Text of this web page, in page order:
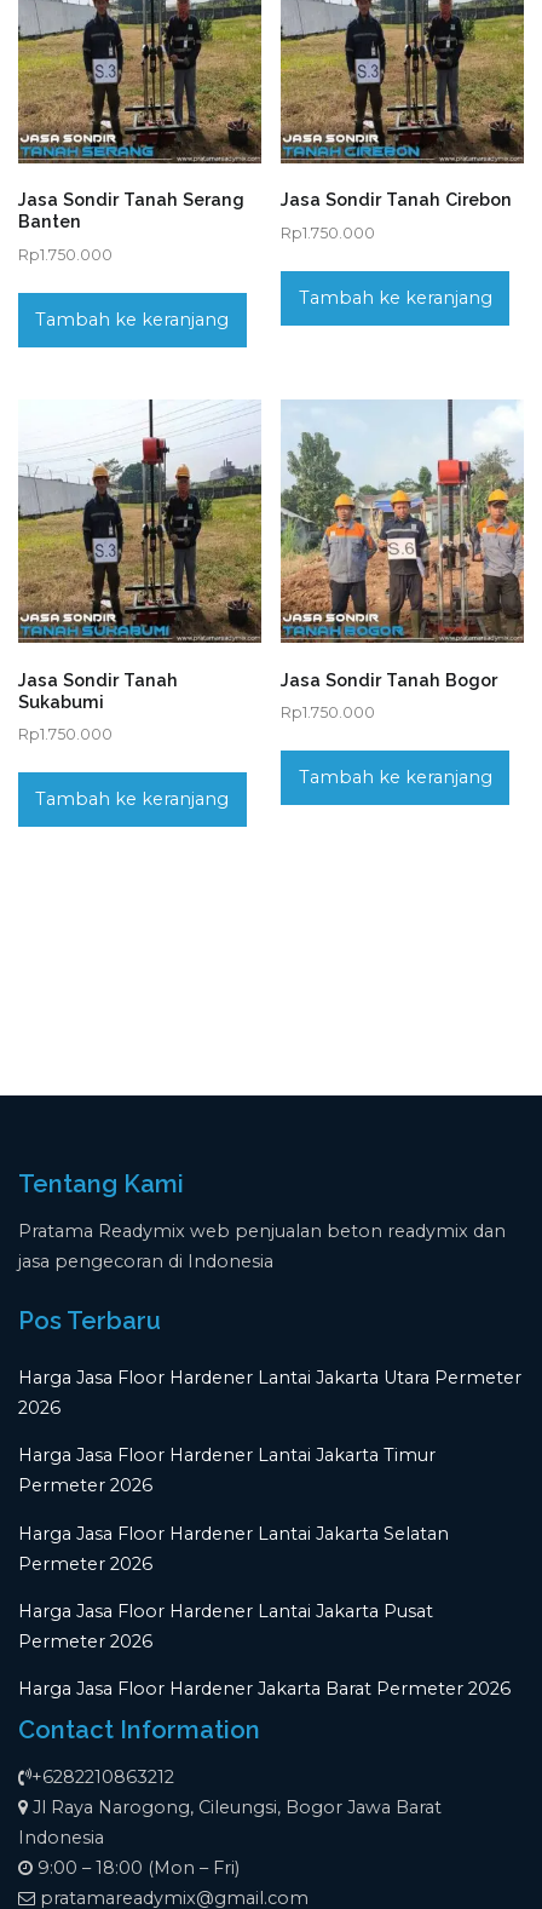
Jasa Sondir Tanah Serang
Banten
Rp1.750.000
Tambah ke keranjang
Jasa Sondir Tanah Cirebon
Rp1.750.000
Tambah ke keranjang
Jasa Sondir Tanah
Sukabumi
Rp1.750.000
Tambah ke keranjang
Jasa Sondir Tanah Bogor
Rp1.750.000
Tambah ke keranjang
Tentang Kami
Pratama Readymix web penjualan beton readymix dan
jasa pengecoran di Indonesia
Pos Terbaru
Harga Jasa Floor Hardener Lantai Jakarta Utara Permeter
2026
Harga Jasa Floor Hardener Lantai Jakarta Timur
Permeter 2026
Harga Jasa Floor Hardener Lantai Jakarta Selatan
Permeter 2026
Harga Jasa Floor Hardener Lantai Jakarta Pusat
Permeter 2026
Harga Jasa Floor Hardener Jakarta Barat Permeter 2026
Contact Information
+6282210863212
Jl Raya Narogong, Cileungsi, Bogor Jawa Barat
Indonesia
9:00 – 18:00 (Mon – Fri)
pratamareadymix@gmail.com